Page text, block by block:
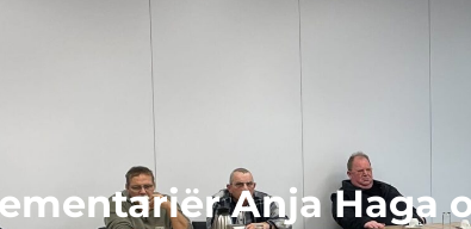
Anja Haga